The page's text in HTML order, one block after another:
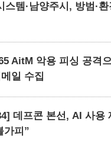
스템·남양주시, 방범·
AitM 악용 피싱 공격
일 수집
데프콘 본선, AI 사용
가피”